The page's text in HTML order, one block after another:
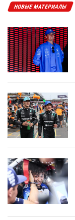
НОВЫЕ МАТЕРИАЛЫ